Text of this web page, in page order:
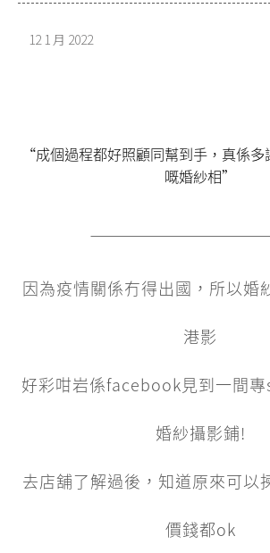
12 1 月 2022
“成個過程都好照顧同幫到手，真係
嘅婚紗相”
因為疫情關係冇得出國，所以婚
港影
好彩咁岩係facebook見到一間
婚紗攝影鋪!
去店舖了解過後，知道原來可以
價錢都ok